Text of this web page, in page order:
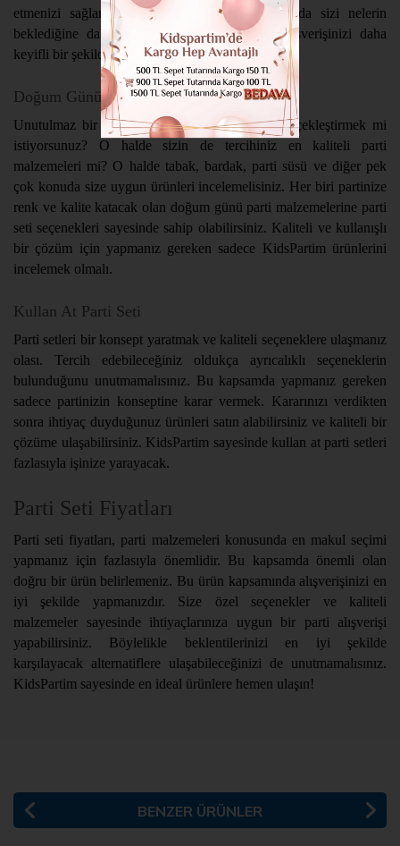
etmenizi sağlar. O halde parti setleri konusunda sizi nelerin
beklediğine daha yakından bir göz atın ve alışverişinizi daha
keyifli bir şekilde tamamlayın!
Doğum Günü Setleri
Unutulmaz bir doğum günü partisi hazırlığı gerçekleştirmek mi
istiyorsunuz? O halde sizin de tercihiniz en kaliteli parti
malzemeleri mi? O halde tabak, bardak, parti süsü ve diğer pek
çok konuda size uygun ürünleri incelemelisiniz. Her biri partinize
renk ve kalite katacak olan doğum günü parti malzemelerine parti
seti seçenekleri sayesinde sahip olabilirsiniz. Kaliteli ve kullanışlı
bir çözüm için yapmanız gereken sadece KidsPartim ürünlerini
incelemek olmalı.
Kullan At Parti Seti
Parti setleri bir konsept yaratmak ve kaliteli seçeneklere ulaşmanız
olası. Tercih edebileceğiniz oldukça ayrıcalıklı seçeneklerin
bulunduğunu unutmamalısınız. Bu kapsamda yapmanız gereken
sadece partinizin konseptine karar vermek. Kararınızı verdikten
sonra ihtiyaç duyduğunuz ürünleri satın alabilirsiniz ve kaliteli bir
çözüme ulaşabilirsiniz. KidsPartim sayesinde kullan at parti setleri
fazlasıyla işinize yarayacak.
Parti Seti Fiyatları
Parti seti fiyatları, parti malzemeleri konusunda en makul seçimi
yapmanız için fazlasıyla önemlidir. Bu kapsamda önemli olan
doğru bir ürün belirlemeniz. Bu ürün kapsamında alışverişinizi en
iyi şekilde yapmanızdır. Size özel seçenekler ve kaliteli
malzemeler sayesinde ihtiyaçlarınıza uygun bir parti alışverişi
yapabilirsiniz. Böylelikle beklentilerinizi en iyi şekilde
karşılayacak alternatiflere ulaşabileceğinizi de unutmamalısınız.
KidsPartim sayesinde en ideal ürünlere hemen ulaşın!
BENZER ÜRÜNLER